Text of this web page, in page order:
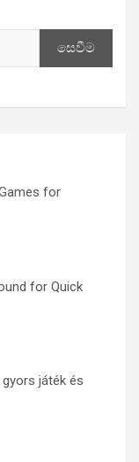
සෙවීම
for
for Quick
játék és